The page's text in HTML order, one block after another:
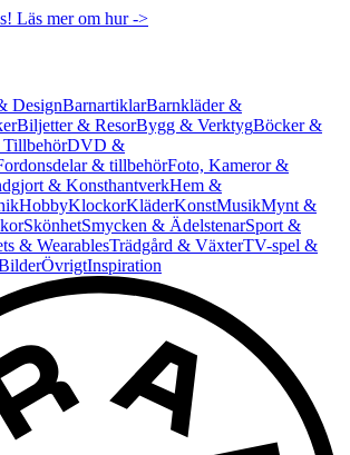
Läs mer om hur ->
DesignBarnartiklarBarnkläder &
Biljetter & ResorBygg & VerktygBöcker &
DVD &
& tillbehörFoto, Kameror &
& KonsthantverkHem &
HobbyKlockorKläderKonstMusikMynt &
SkönhetSmycken & ÄdelstenarSport &
& WearablesTrädgård & VäxterTV-spel &
ÖvrigtInspiration